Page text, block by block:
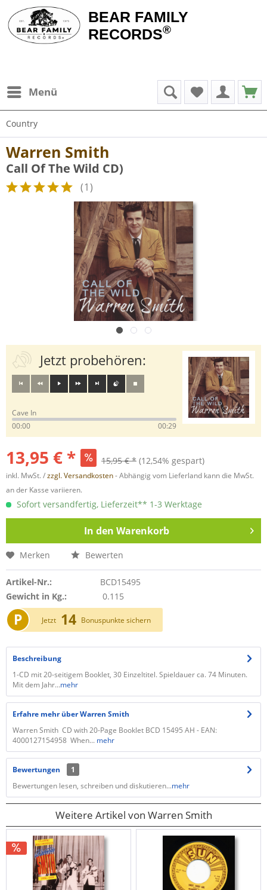
BEAR FAMILY
RECORDS®
Menü
Country
Warren Smith
Call Of The Wild CD)
(1)
Jetzt probehören:
Cave In
00:00
00:29
13,95 € * 15,95 € * (12,54% gespart)
inkl. MwSt. /zzgl. Versandkosten- Abhängig vom Lieferland kann die MwSt.
an der Kasse variieren.
Sofort versandfertig, Lieferzeit** 1-3 Werktage
In den Warenkorb
Merken Bewerten
Artikel-Nr.:
BCD15495
Gewicht in Kg.:
0.115
P Jetzt 14 Bonuspunkte sichern
Beschreibung
1-CD mit 20-seitigem Booklet, 30 Einzeltitel. Spieldauer ca. 74 Minuten.
Mit dem Jahr...mehr
Erfahre mehr über Warren Smith
Warren Smith CD with 20-Page Booklet BCD 15495 AH - EAN:
4000127154958 When... mehr
Bewertungen
1
Bewertungen lesen, schreiben und diskutieren...mehr
Weitere Artikel von Warren Smith